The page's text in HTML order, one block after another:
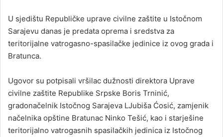
d
a
n
a
i
l
U sjedištu Republičke uprave civilne zaštite u Istočnom
Sarajevu danas je predata oprema i sredstva za
teritorijalne vatrogasno-spasilačke jedinice iz ovog grada i
Bratunca.
Ugovor su potpisali vršilac dužnosti direktora Uprave
civilne zaštite Republike Srpske Boris Trninić,
gradonačelnik Istočnog Sarajeva LJubiša Ćosić, zamjenik
načelnika opštine Bratunac Ninko Tešić, kao i starješine
teritorijalno vatrogasnih spasilačkih jedinica iz Istočnog